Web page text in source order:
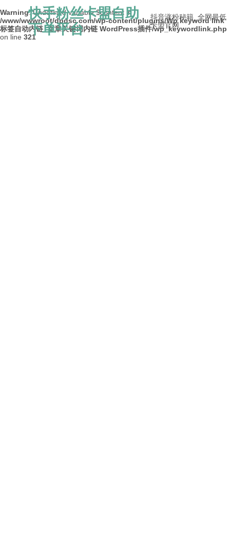
Warning: Undefined variable $content in
/www/wwwroot/dpdsc.com/wp-content/plugins/Wp keyword link
标签自动内链_文章关键词内链 WordPress插件/wp_keywordlink.php
on line 321
快手粉丝卡盟自助
下单平台
抖音涨粉秘籍_全网最低
卡盟官网